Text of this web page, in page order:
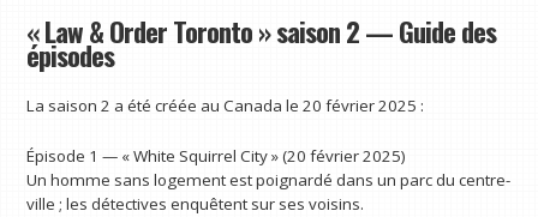
« Law & Order Toronto » saison 2 — Guide des
épisodes
La saison 2 a été créée au Canada le 20 février 2025 :
Épisode 1 — « White Squirrel City » (20 février 2025)
Un homme sans logement est poignardé dans un parc du centre-
ville ; les détectives enquêtent sur ses voisins.